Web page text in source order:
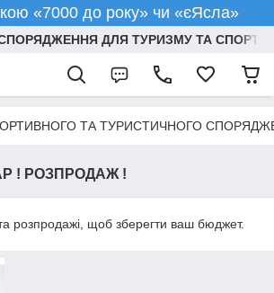
«7000 до року» чи «єЯсла»
ДЛЯ ТУРИЗМУ ТА СПОРТУ
ТА ТУРИСТИЧНОГО
! РОЗПРОДАЖ !
розпродажі, щоб зберегти ваш бюджет.